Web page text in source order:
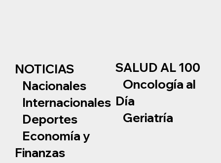
NOTICIAS
Nacionales
Internacionales
Deportes
Economía y
Finanzas
SALUD AL 100
Oncología al
Día
Geriatría